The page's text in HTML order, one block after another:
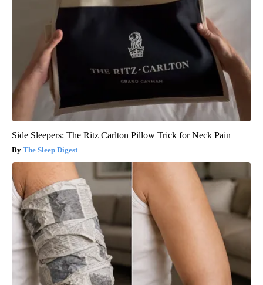
Side Sleepers: The Ritz Carlton Pillow Trick for Neck Pain
The Sleep Digest